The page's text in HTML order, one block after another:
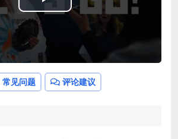
Play
Video
常见问题 评论建议